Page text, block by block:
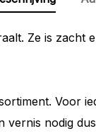
Ze is
Voor
nodig